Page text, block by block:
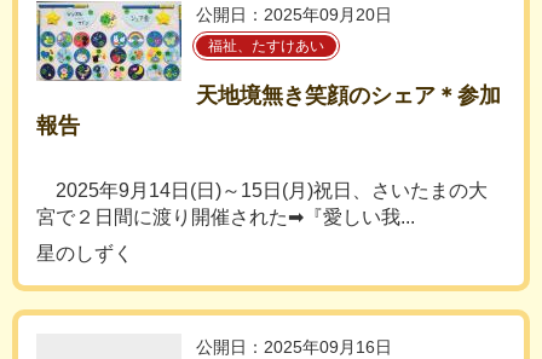
公開日：2025年09月20日
福祉、たすけあい
天地境無き笑顔のシェア＊参加
報告
2025年9月14日(日)～15日(月)祝日、さいたまの大
宮で２日間に渡り開催された➡『愛しい我...
星のしずく
公開日：2025年09月16日